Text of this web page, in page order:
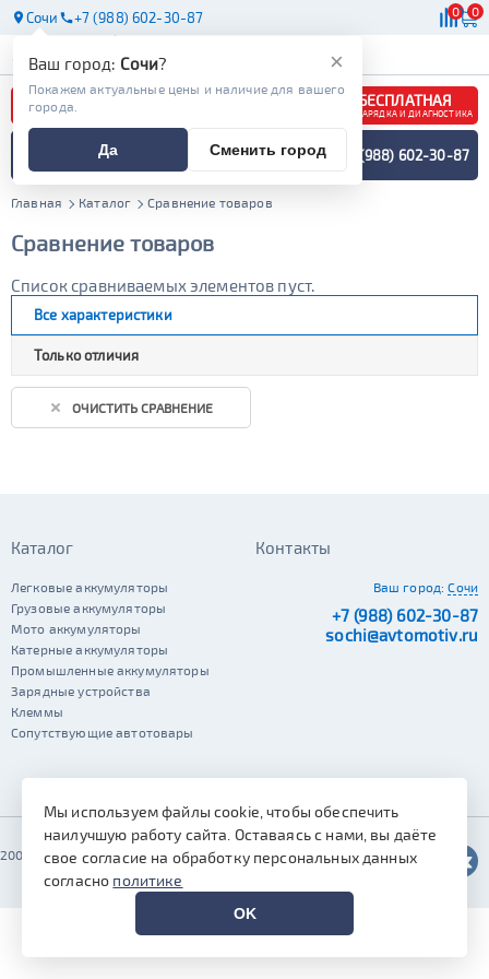
Сочи +7 (988) 602-30-87 0 0
АКБ
БЕСПЛАТНАЯ
ЗАРЯДКА И ДИАГНОСТИКА
ПОДБОР АККУМУЛЯТОРА
СПЕЦИАЛИСТОМ +7 (988) 602-30-87
Главная Каталог Сравнение товаров
Сравнение товаров
Список сравниваемых элементов пуст.
Все характеристики
Только отличия
ОЧИСТИТЬ СРАВНЕНИЕ
×
Ваш город: Сочи?
Покажем актуальные цены и наличие для вашего
города.
Да Сменить город
Каталог
Легковые аккумуляторы
Грузовые аккумуляторы
Мото аккумуляторы
Катерные аккумуляторы
Промышленные аккумуляторы
Зарядные устройства
Клеммы
Сопутствующие автотовары
Контакты
Ваш город: Сочи
+7 (988) 602-30-87
sochi@avtomotiv.ru
2002–2026 © Автомотив
Мы используем файлы cookie, чтобы обеспечить
наилучшую работу сайта. Оставаясь с нами, вы даёте
свое согласие на обработку персональных данных
согласно политике
OK